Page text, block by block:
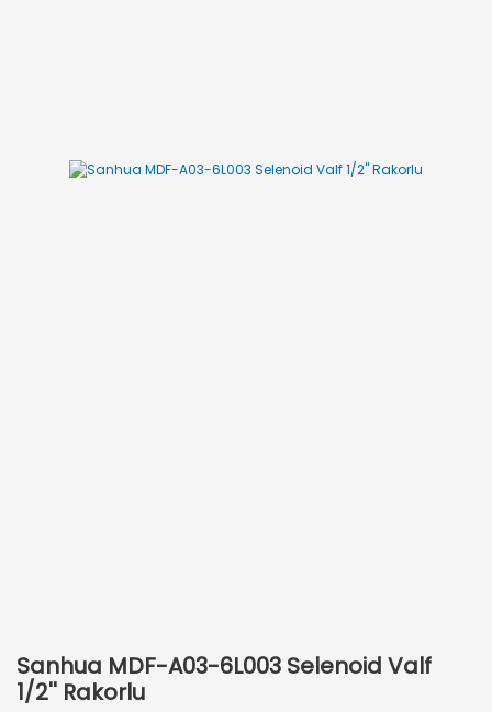
Sanhua MDF-A03-6L003 Selenoid Valf
1/2'' Rakorlu